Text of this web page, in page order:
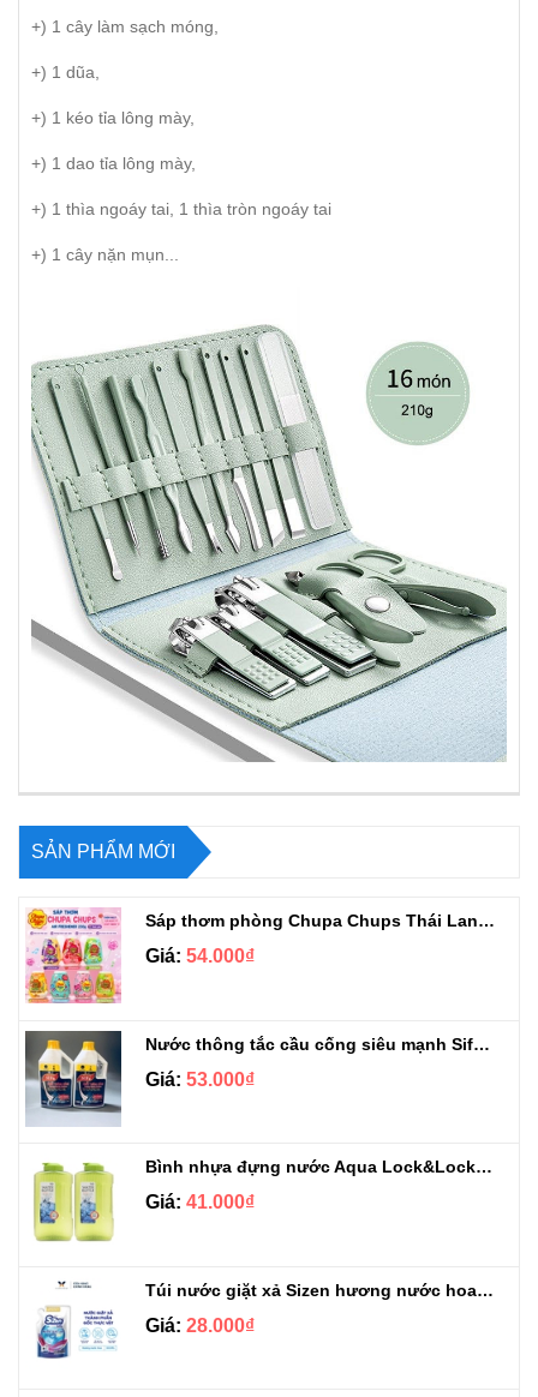
+) 1 cây làm sạch móng,
+) 1 dũa,
+) 1 kéo tỉa lông mày,
+) 1 dao tỉa lông mày,
+) 1 thìa ngoáy tai, 1 thìa tròn ngoáy tai
+) 1 cây nặn mụn...
SẢN PHẨM MỚI
Sáp thơm phòng Chupa Chups Thái Lan 230g
Giá: 54.000₫
Nước thông tắc cầu cống siêu mạnh Sifa 1.4kg
Giá: 53.000₫
Bình nhựa đựng nước Aqua Lock&Lock 2.1L
Giá: 41.000₫
Túi nước giặt xả Sizen hương nước hoa 500 ml
Giá: 28.000₫